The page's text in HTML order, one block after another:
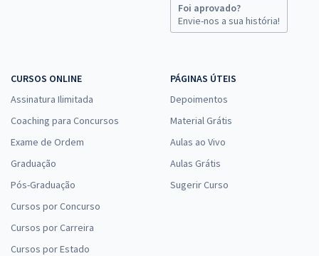
Foi aprovado?
Envie-nos a sua história!
CURSOS ONLINE
Assinatura Ilimitada
Coaching para Concursos
Exame de Ordem
Graduação
Pós-Graduação
Cursos por Concurso
Cursos por Carreira
Cursos por Estado
PÁGINAS ÚTEIS
Depoimentos
Material Grátis
Aulas ao Vivo
Aulas Grátis
Sugerir Curso